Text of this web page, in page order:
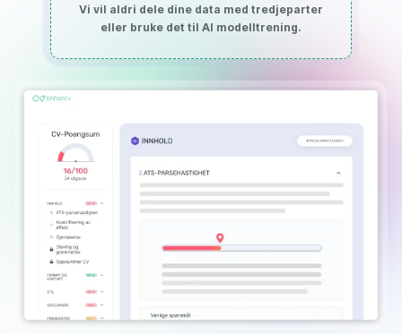
Vi vil aldri dele dine data med tredjeparter
eller bruke det til AI modelltrening.